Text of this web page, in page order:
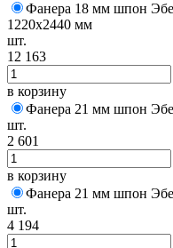
Фанера 18 мм шпон
1220х2440 мм
шт.
12 163
в корзину
Фанера 21 мм шпон
шт.
2 601
в корзину
Фанера 21 мм шпон
шт.
4 194